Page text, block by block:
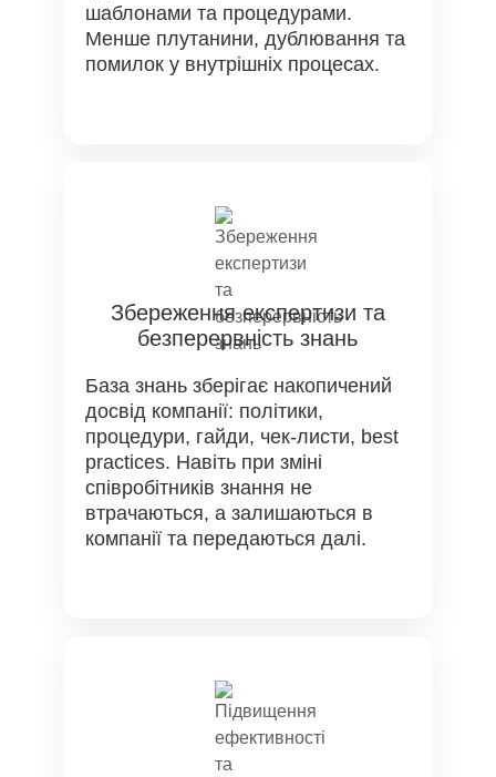
шаблонами та процедурами.
Менше плутанини, дублювання та
помилок у внутрішніх процесах.
Збереження експертизи та
безперервність знань
База знань зберігає накопичений
досвід компанії: політики,
процедури, гайди, чек-листи, best
practices. Навіть при зміні
співробітників знання не
втрачаються, а залишаються в
компанії та передаються далі.